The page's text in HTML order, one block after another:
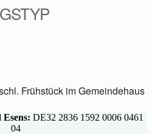
Frühstück im Gemeindehaus
DE32 2836 1592 0006 0461
04